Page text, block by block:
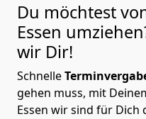
Du möchtest
Essen
wir Dir!
Schnelle
gehen muss, mit
Essen wir sind für Dich